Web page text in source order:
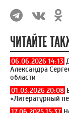
ЧИТАЙТЕ
06.06.2026 14:13
Александра
области
01.03.2026 20:08
«Литературный